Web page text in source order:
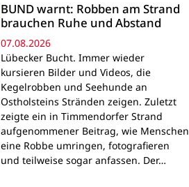
BUND warnt: Robben am Strand
brauchen Ruhe und Abstand
07.08.2026
Lübecker Bucht. Immer wieder
kursieren Bilder und Videos, die
Kegelrobben und Seehunde an
Ostholsteins Stränden zeigen. Zuletzt
zeigte ein in Timmendorfer Strand
aufgenommener Beitrag, wie Menschen
eine Robbe umringen, fotografieren
und teilweise sogar anfassen. Der…